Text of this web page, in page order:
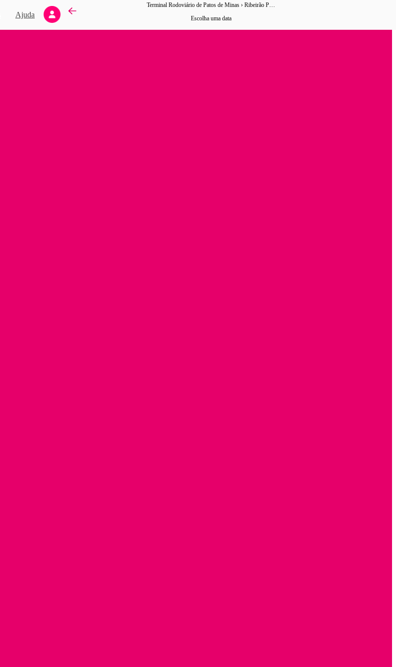
Ajuda
Terminal Rodoviário de Patos de Minas › Ribeirão Preto
Escolha uma data